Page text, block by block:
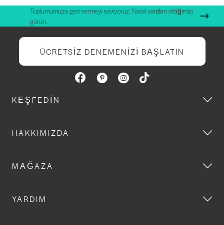
Toplumumuza geri vermeyi seviyoruz. Nasıl yardım ettiğimizi
görün.
ÜCRETSIZ DENEMENIZI BAŞLATIN
KEŞFEDIN
HAKKIMIZDA
MAĞAZA
YARDIM